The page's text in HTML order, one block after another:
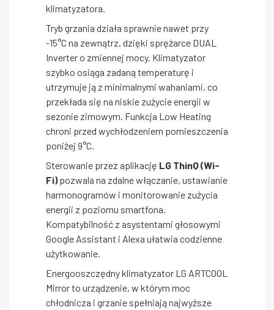
klimatyzatora.
Tryb grzania działa sprawnie nawet przy
-15°C na zewnątrz, dzięki sprężarce DUAL
Inverter o zmiennej mocy. Klimatyzator
szybko osiąga zadaną temperaturę i
utrzymuje ją z minimalnymi wahaniami, co
przekłada się na niskie zużycie energii w
sezonie zimowym. Funkcja Low Heating
chroni przed wychłodzeniem pomieszczenia
poniżej 9°C.
Sterowanie przez aplikację LG ThinQ (Wi-
Fi)pozwala na zdalne włączanie, ustawianie
harmonogramów i monitorowanie zużycia
energii z poziomu smartfona.
Kompatybilność z asystentami głosowymi
Google Assistant i Alexa ułatwia codzienne
użytkowanie.
Energooszczędny klimatyzator LG ARTCOOL
Mirror to urządzenie, w którym moc
chłodnicza i grzanie spełniają najwyższe